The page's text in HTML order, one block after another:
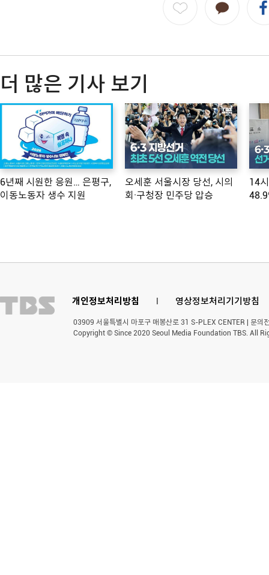
더 많은 기사 보기
6년째 시원한 응원… 은평구,
이동노동자 생수 지원
오세훈 서울시장 당선, 시의
회·구청장 민주당 압승
14
개인정보처리방침 l 영상정보처리기기방침
03909 서울특별시 마포구 매봉산로 31 S-PLEX CENTER | 문
Copyright © Since 2020 Seoul Media Foundation TBS. All